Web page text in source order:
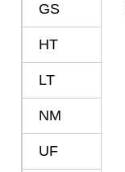
GS
HT
LT
NM
UF